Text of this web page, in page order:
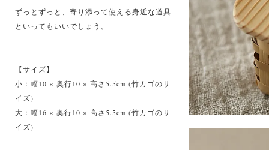
ずっとずっと、寄り添って使える身近な道具
といってもいいでしょう。
【サイズ】
小：幅10 × 奥行10 × 高さ5.5cm (竹カゴのサ
イズ)
大：幅16 × 奥行10 × 高さ5.5cm (竹カゴのサ
イズ)